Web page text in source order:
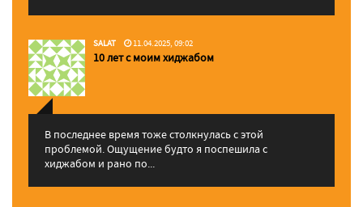
SALAT 11.04.2025, 09:02
10 лет с моим хиджабом
В последнее время тоже столкнулась с этой
проблемой. Ощущение будто я поспешила с
хиджабом и рано по...